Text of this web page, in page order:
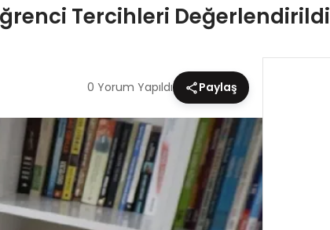
Tercihleri Değerlendirildi
0 Yorum Yapıldı Paylaş